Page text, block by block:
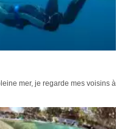
mer, je regarde mes voisins à